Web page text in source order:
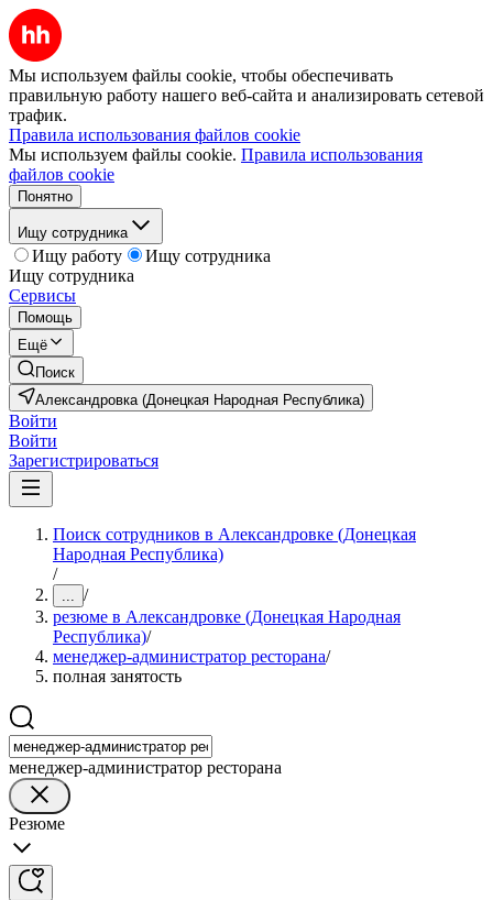
Мы используем файлы cookie, чтобы обеспечивать
правильную работу нашего веб-сайта и анализировать сетевой
трафик.
Правила использования файлов cookie
Мы используем файлы cookie. Правила использования
файлов cookie
Понятно
Ищу сотрудника
Ищу работу
Ищу сотрудника
Ищу сотрудника
Сервисы
Помощь
Ещё
Поиск
Александровка (Донецкая Народная Республика)
Войти
Войти
Зарегистрироваться
Поиск сотрудников в Александровке (Донецкая
Народная Республика)
/
... /
резюме в Александровке (Донецкая Народная
Республика)/
менеджер-администратор ресторана/
полная занятость
менеджер-администратор ресторана
Резюме